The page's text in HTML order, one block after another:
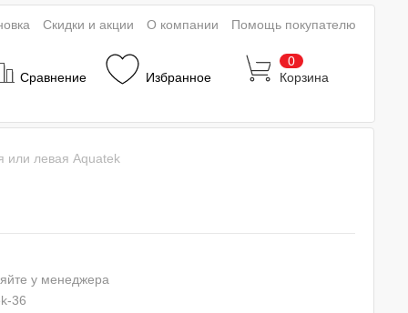
Сравнение Избранное
0
Корзина
Скидки и акции О компании Помощь покупателю
или левая Aquatek
у менеджера
36